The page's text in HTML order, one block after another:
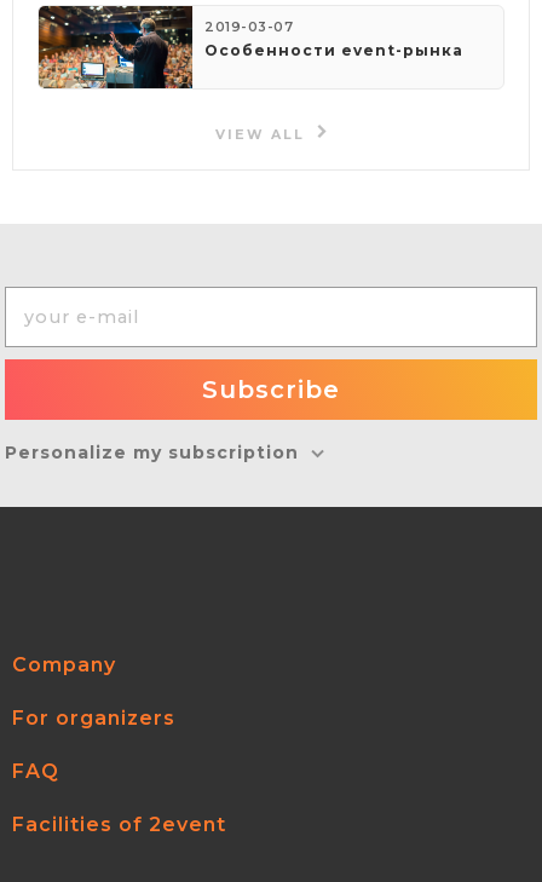
2019-03-07
Особенности event-рынка
VIEW ALL
Personalize my subscription
Company
For organizers
FAQ
Facilities of 2event